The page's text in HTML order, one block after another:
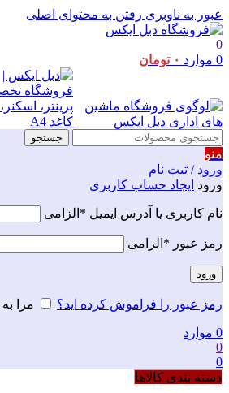
عبور به ناوبری رفتن به محتوای اصلی
0
0 موارد ۰ تومان
جستجو
منو
ورود / ثبت نام
ورود ایجاد حساب کاربری
نام کاربری یا آدرس ایمیل * الزامی
رمز عبور * الزامی
ورود
رمز عبور را فراموش کرده اید؟ مرا
0 موارد
0
0
دسته بندی کالاها